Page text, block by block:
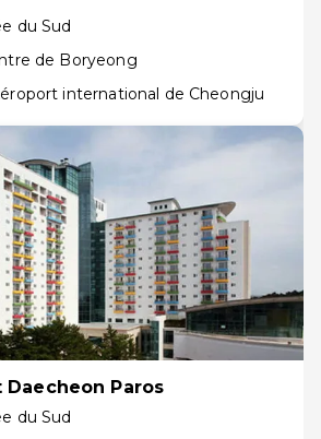
du Sud
de Boryeong
international de Cheongju
Daecheon Paros
du Sud